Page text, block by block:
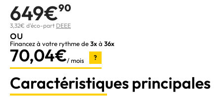
649€90
3,32€ d'éco-part DEEE
ou
Financez à votre rythme de3xà 36x
70,04€/ mois ?
Caractéristiques principales